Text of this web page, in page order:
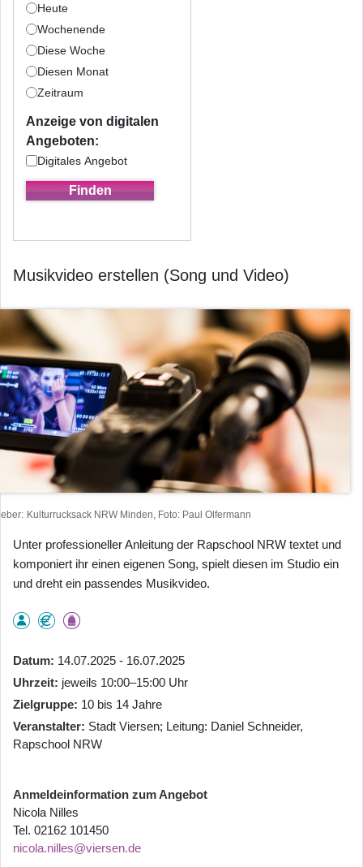
Heute
Wochenende
Diese Woche
Diesen Monat
Zeitraum
Anzeige von digitalen
Angeboten:
Digitales Angebot
Musikvideo erstellen (Song und Video)
Kulturrucksack NRW Minden, Foto: Paul Olfermann
Unter professioneller Anleitung der Rapschool NRW textet und
komponiert ihr einen eigenen Song, spielt diesen im Studio ein
und dreht ein passendes Musikvideo.
Datum 14.07.2025 - 16.07.2025
Uhrzeit jeweils 10:00–15:00 Uhr
Zielgruppe 10 bis 14 Jahre
Veranstalter Stadt Viersen; Leitung: Daniel Schneider,
Rapschool NRW
Anmeldeinformation zum Angebot
Nicola Nilles
Tel. 02162 101450
nicola.nilles@viersen.de